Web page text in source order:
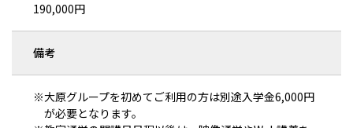
190,000円
備考
※大原グループを初めてご利用の方は別途入学金6,000円
が必要となります。